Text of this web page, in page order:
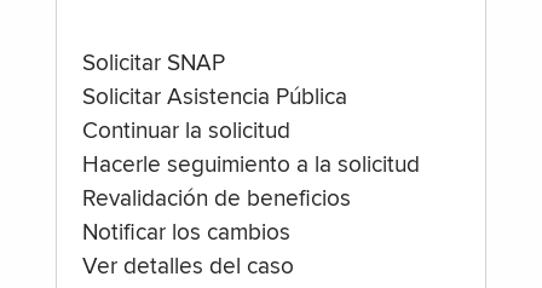
Solicitar SNAP
Solicitar Asistencia Pública
Continuar la solicitud
Hacerle seguimiento a la solicitud
Revalidación de beneficios
Notificar los cambios
Ver detalles del caso